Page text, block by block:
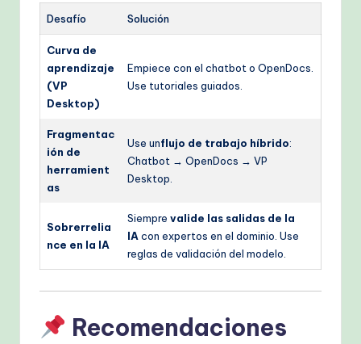
Desafío Solución
Curva de
aprendizaje
(VP
Desktop)
Empiece con el chatbot o OpenDocs.
Use tutoriales guiados.
Fragmentac
ión de
herramient
as
Use unflujo de trabajo híbrido:
Chatbot → OpenDocs → VP
Desktop.
Sobrerrelia
nce en la IA
Siempre valide las salidas de la
IA con expertos en el dominio. Use
reglas de validación del modelo.
Recomendaciones